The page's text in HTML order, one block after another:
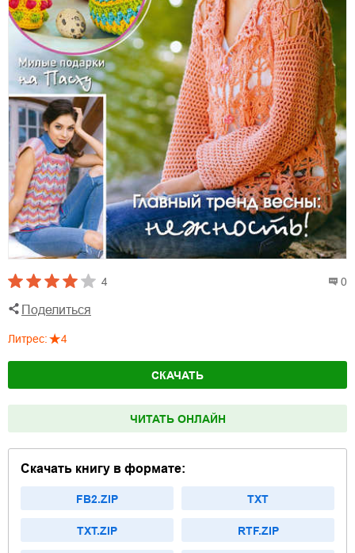
4 0
Поделиться
Литрес: 4
СКАЧАТЬ
ЧИТАТЬ ОНЛАЙН
Скачать книгу в формате:
FB2.ZIP TXT
TXT.ZIP RTF.ZIP